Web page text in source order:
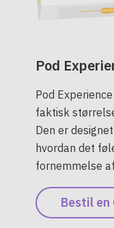
Pod
Pod
faktisk
Den er
hvordan det
fornemmelse
Bestil en